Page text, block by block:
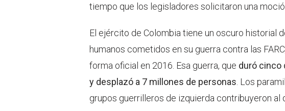
tiempo que los legisladores solicitaron una
El ejército de Colombia tiene un oscuro historial
humanos cometidos en su guerra contra las
forma oficial en 2016. Esa guerra, que duró cinco
y desplazó a 7 millones de personas . Los
grupos guerrilleros de izquierda contribuyeron al